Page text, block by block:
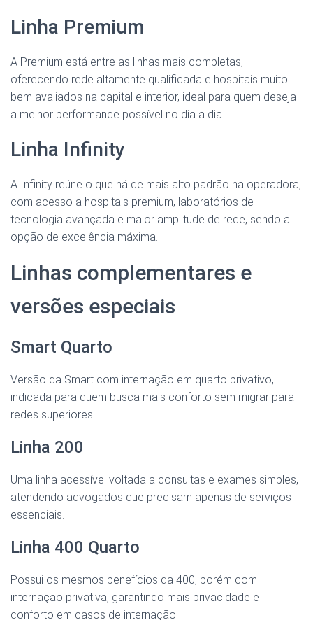
Linha Premium
A Premium está entre as linhas mais completas,
oferecendo rede altamente qualificada e hospitais muito
bem avaliados na capital e interior, ideal para quem deseja
a melhor performance possível no dia a dia.
Linha Infinity
A Infinity reúne o que há de mais alto padrão na operadora,
com acesso a hospitais premium, laboratórios de
tecnologia avançada e maior amplitude de rede, sendo a
opção de excelência máxima.
Linhas complementares e
versões especiais
Smart Quarto
Versão da Smart com internação em quarto privativo,
indicada para quem busca mais conforto sem migrar para
redes superiores.
Linha 200
Uma linha acessível voltada a consultas e exames simples,
atendendo advogados que precisam apenas de serviços
essenciais.
Linha 400 Quarto
Possui os mesmos benefícios da 400, porém com
internação privativa, garantindo mais privacidade e
conforto em casos de internação.